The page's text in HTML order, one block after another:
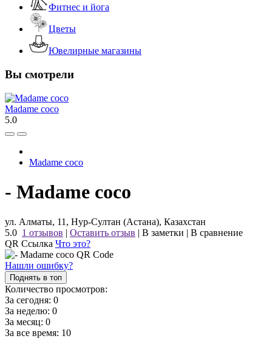
Фитнес и йога
Цветы
Ювелирные магазины
Вы смотрели
Madame coco
5.0
Madame coco
- Madame coco
ул. Алматы, 11, Нур-Султан (Астана), Казахстан
5.0 1 отзывов | Оставить отзыв | В заметки | В сравнение
QR Ссылка Что это?
Нашли ошибку?
Поднять в топ
Количество просмотров:
За сегодня: 0
За неделю: 0
За месяц: 0
За все время: 10